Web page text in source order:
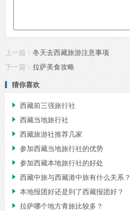
上一篇： 冬天去西藏旅游注意事项
下一篇： 拉萨美食攻略
猜你喜欢
 西藏前三强旅行社
 西藏当地旅行社
 西藏旅游社推荐几家
 参加西藏当地旅行社的优势
 参加西藏本地旅行社的好处
 西藏中旅与西藏港中旅有什么关系？
 本地报团好还是到了西藏报团好？
 拉萨哪个地方青旅比较多？